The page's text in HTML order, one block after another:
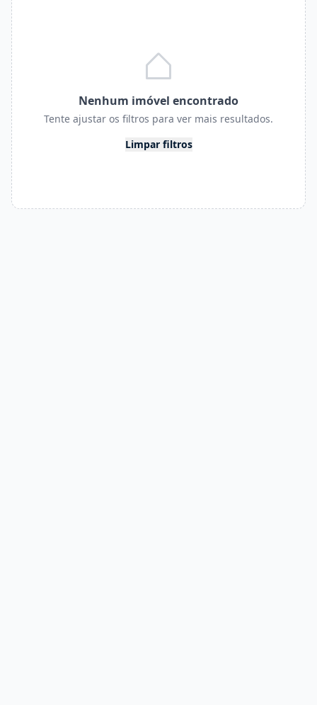
Nenhum imóvel encontrado
Tente ajustar os filtros para ver mais resultados.
Limpar filtros